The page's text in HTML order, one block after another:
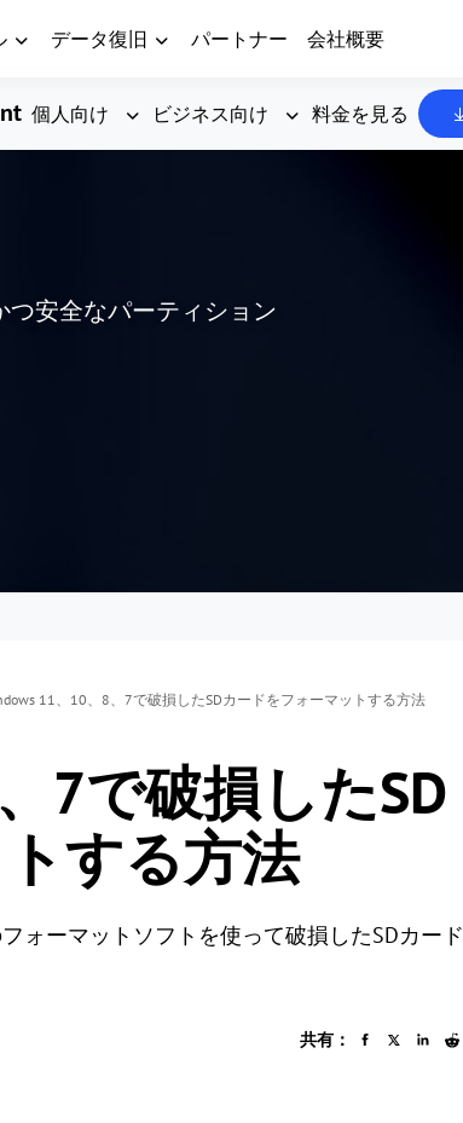
データ復旧 パートナー 会社概要
個人向け ビジネス向け 料金を見る
安全なパーティション
11、10、8、7で破損したSDカードをフォーマットする方法
7で破損したSD
する方法
ォーマットソフトを使って破損したSDカード
共有：